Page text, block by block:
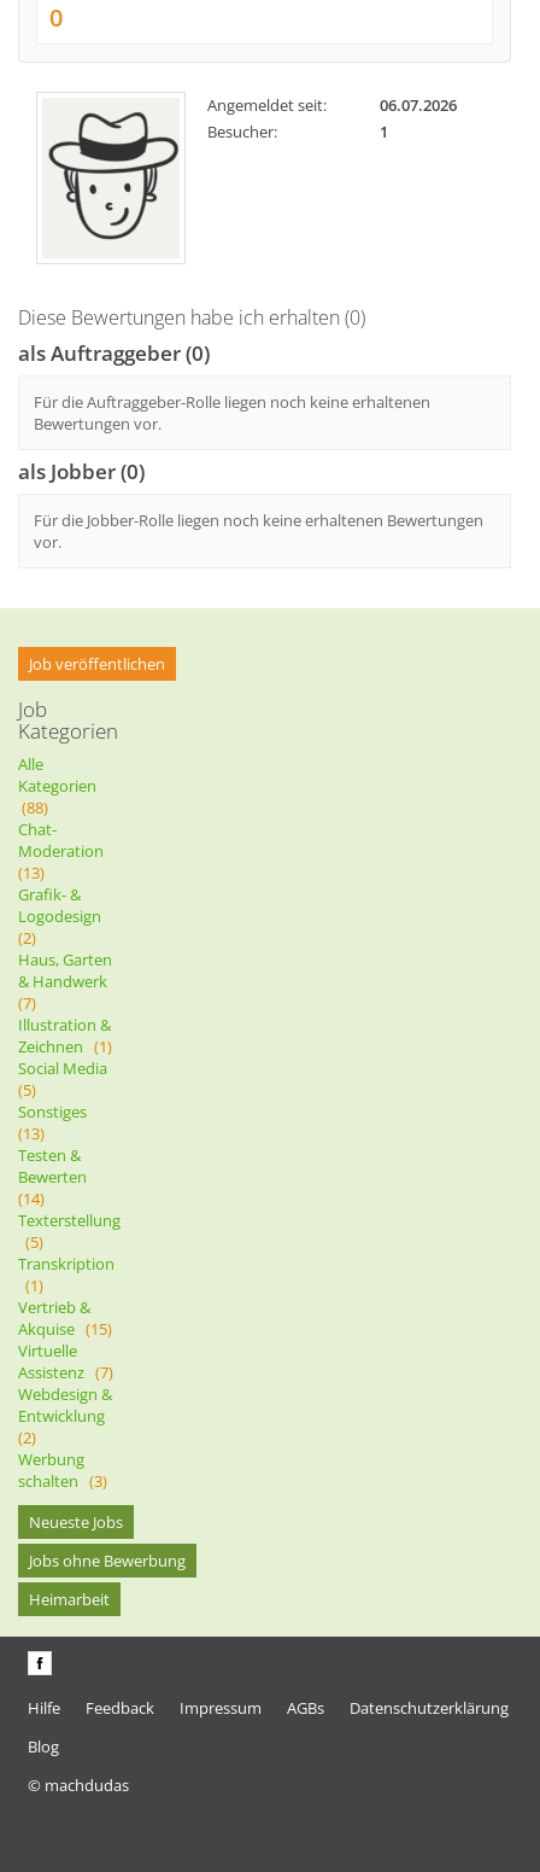
0
Angemeldet seit:
06.07.2026
Besucher:
1
Diese Bewertungen habe ich erhalten (0)
als Auftraggeber (0)
Für die Auftraggeber-Rolle liegen noch keine erhaltenen
Bewertungen vor.
als Jobber (0)
Für die Jobber-Rolle liegen noch keine erhaltenen Bewertungen
vor.
Job veröffentlichen
Job
Kategorien
Alle
Kategorien
(88)
Chat-
Moderation
(13)
Grafik- &
Logodesign
(2)
Haus, Garten
& Handwerk
(7)
Illustration &
Zeichnen (1)
Social Media
(5)
Sonstiges
(13)
Testen &
Bewerten
(14)
Texterstellung
(5)
Transkription
(1)
Vertrieb &
Akquise (15)
Virtuelle
Assistenz (7)
Webdesign &
Entwicklung
(2)
Werbung
schalten (3)
Neueste Jobs
Jobs ohne Bewerbung
Heimarbeit
Hilfe Feedback Impressum AGBs
Datenschutzerklärung
Blog
© machdudas